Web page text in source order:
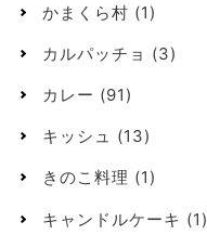
かまくら村 (1)
カルパッチョ (3)
カレー (91)
キッシュ (13)
きのこ料理 (1)
キャンドルケーキ (1)